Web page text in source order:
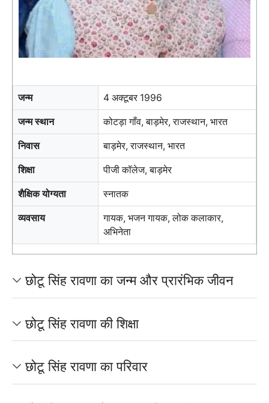
जन्म 4 अक्टूबर 1996
जन्म स्थान कोटड़ा गाँव, बाड़मेर, राजस्थान, भारत
निवास बाड़मेर, राजस्थान, भारत
शिक्षा पीजी कॉलेज, बाड़मेर
शैक्षिक योग्यता स्नातक
व्यवसाय
गायक, भजन गायक, लोक कलाकार,
अभिनेता
छोटू सिंह रावणा का जन्म और प्रारंभिक जीवन
छोटू सिंह रावणा की शिक्षा
छोटू सिंह रावणा का परिवार